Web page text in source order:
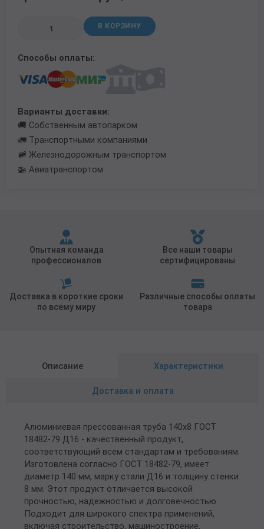
В КОРЗИНУ
Способы оплаты:
Варианты доставки:
🚚 Собственным автопарком
🚛 Транспортными компаниями
🚞 Железнодорожным транспортом
🚁 Авиатранспортом
Опытная команда
профессионалов
Все наши товары
сертифицированы
Доставка в короткие сроки
по всему миру
Различные способы оплаты
товара
Описание Характеристики
Доставка и оплата
Алюминиевая прессованная труба 140х8 ГОСТ
18482-79 Д16 - качественный продукт,
соответствующий всем стандартам и требованиям.
Изготовлена согласно ГОСТ 18482-79, имеет
диаметр 140 мм, марку стали Д16 и толщину стенки
8 мм. Этот продукт отличается высокой
прочностью, надежностью и долговечностью.
Подходит для широкого спектра применений,
включая строительство, машиностроение,
Трубы в ВУС изоляции